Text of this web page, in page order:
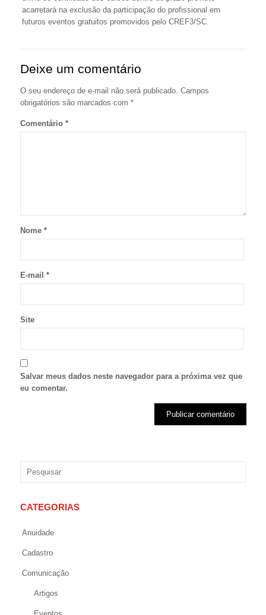
acarretará na exclusão da participação do profissional em
futuros eventos gratuitos promovidos pelo CREF3/SC.
Deixe um comentário
O seu endereço de e-mail não será publicado. Campos
obrigatórios são marcados com *
Comentário *
Nome *
E-mail *
Site
Salvar meus dados neste navegador para a próxima vez que
eu comentar.
CATEGORIAS
Anuidade
Cadastro
Comunicação
Artigos